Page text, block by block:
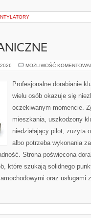
MOŻLIWOŚĆ
Profesjonalne dorabianie
wielu osób okazuje się
oczekiwanym momencie.
mieszkania, uszkodzony
niedziałający pilot, zużyta
albo potrzeba wykonania
Strona poświęcona
które szukają solidnego
oraz usługami